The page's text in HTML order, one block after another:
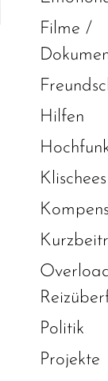
Filme /
Hilfen
Klischees
Politik
Projekte